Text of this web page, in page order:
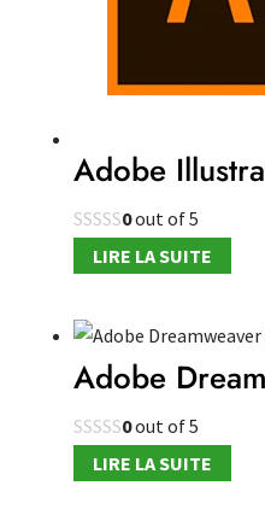
Adobe
0out of 5
LIRE LA SUITE
Adobe
0out of 5
LIRE LA SUITE